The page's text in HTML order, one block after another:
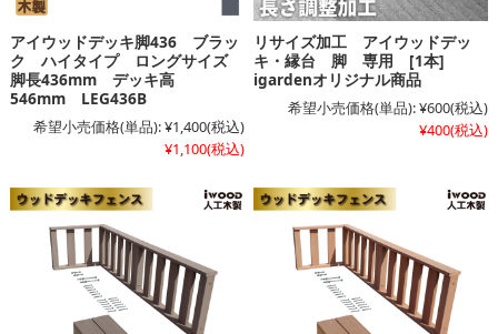
アイウッドデッキ脚436 ブラッ
ク ハイタイプ ロングサイズ
脚長436mm デッキ高
546mm LEG436B
希望小売価格(単品):¥1,400(税込)
¥1,100(税込)
リサイズ加工 アイウッドデッ
キ・縁台 脚 専用 [1本]
igardenオリジナル商品
希望小売価格(単品):¥600(税込)
¥400(税込)